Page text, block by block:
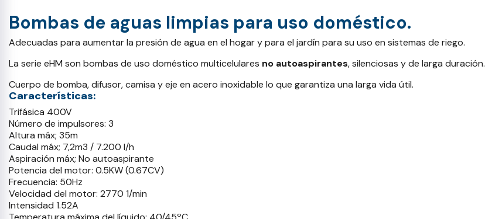
Bombas de aguas limpias para uso doméstico.
Adecuadas para aumentar la presión de agua en el hogar y para el jardín para su uso en sistemas de riego.
La serie eHM son bombas de uso doméstico multicelulares no autoaspirantes, silenciosas y de larga duración.
Cuerpo de bomba, difusor, camisa y eje en acero inoxidable lo que garantiza una larga vida útil.
Características:
Trifásica 400V
Número de impulsores: 3
Altura máx; 35m
Caudal máx; 7,2m3 / 7.200 l/h
Aspiración máx; No autoaspirante
Potencia del motor: 0.5KW (0.67CV)
Frecuencia: 50Hz
Velocidad del motor: 2770 1/min
Intensidad 1.52A